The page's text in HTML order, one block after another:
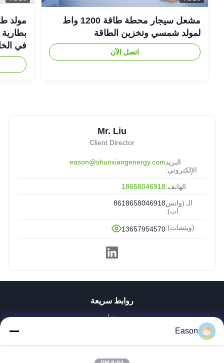
مشعل سيجار محطة طاقة 1200 واط
لمولد شمسي وتخزين الطاقة
اتصل الآن
في
Mr. Liu
Client Director
البريد
الإلكتروني:
eason@shunxiangenergy.com
الهاتف:18658046918
الـ (واتس
اب):
8618658046918
(ويتشات):13657954570
روابط سريعة
منزل
Eason